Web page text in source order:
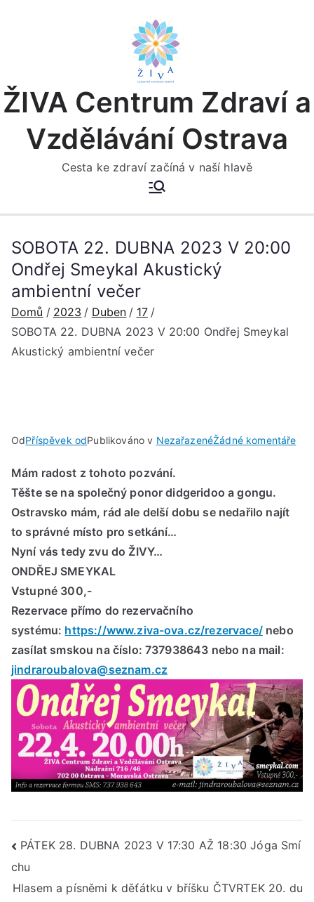
ŽIVA Centrum Zdraví a
Vzdělávání Ostrava
Cesta ke zdraví začíná v naší hlavě
SOBOTA 22. DUBNA 2023 V 20:00
Ondřej Smeykal Akustický
ambientní večer
Domů 2023 Duben
17
SOBOTA 22. DUBNA 2023 V 20:00 Ondřej Smeykal
Akustický ambientní večer
OdPříspěvek odPublikováno v NezařazenéŽádné komentářeu
Mám radost z tohoto pozvání.
Těšte se na společný ponor didgeridoo a gongu.
Ostravsko mám, rád ale delší dobu se nedařilo najít
to správné místo pro setkání…
Nyní vás tedy zvu do ŽIVY…
ONDŘEJ SMEYKAL
Vstupné 300,-
Rezervace přímo do rezervačního
systému: https://www.ziva-ova.cz/rezervace/nebo
zasílat smskou na číslo: 737938643 nebo na mail:
jindraroubalova@seznam.cz
Navigace
pro
PÁTEK 28. DUBNA 2023 V 17:30 AŽ 18:30 Jóga Smí
chu
Hlasem a písněmi k děťátku v bříšku ČTVRTEK 20. du